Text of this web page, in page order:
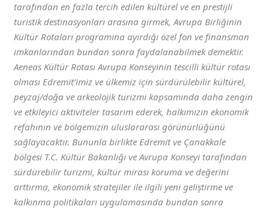
tarafından en fazla tercih edilen kültürel ve en prestijli
turistik destinasyonları arasına girmek, Avrupa Birliğinin
Kültür Rotaları programına ayırdığı özel fon ve finansman
imkanlarından bundan sonra faydalanabilmek demektir.
Aeneas Kültür Rotası Avrupa Konseyinin tescilli kültür rotası
olması Edremit’imiz ve ülkemiz için sürdürülebilir kültürel,
peyzaj/doğa ve arkeolojik turizmi kapsamında daha zengin
ve etkileyici aktiviteler tasarım ederek, halkımızın ekonomik
refahının ve bölgemizin uluslararası görünürlüğünü
sağlayacaktır. Bununla birlikte Edremit ve Çanakkale
bölgesi T.C. Kültür Bakanlığı ve Avrupa Konseyi tarafından
sürdürebilir turizmi, kültür mirası koruma ve değerini
arttırma, ekonomik stratejiler ile ilgili yeni geliştirme ve
kalkınma politikaları uygulamasında bundan sonra